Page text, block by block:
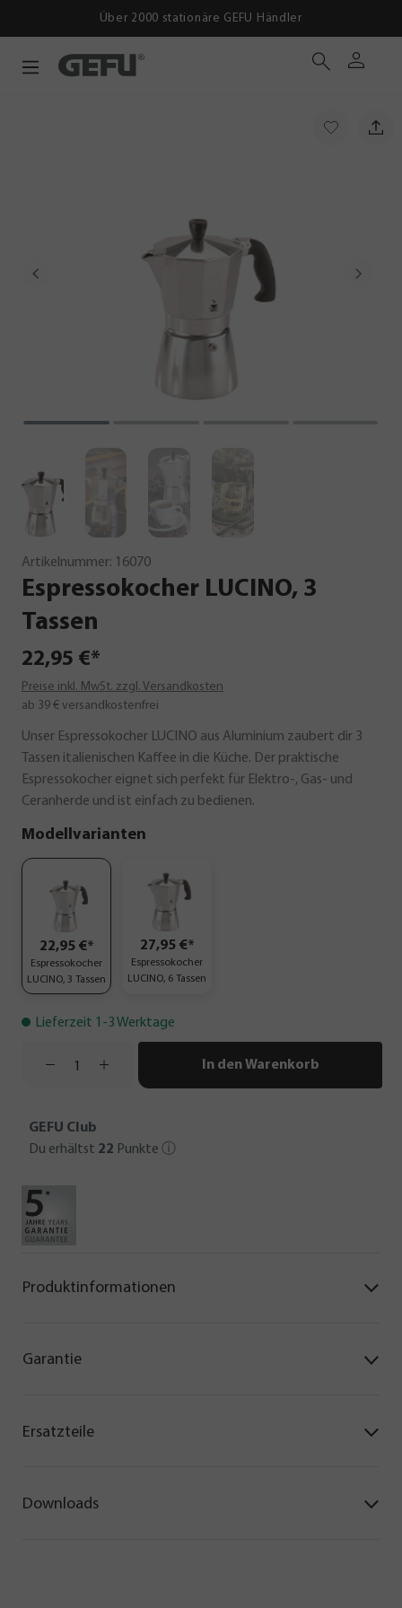
2000 stationäre GEFU Händler
Artikelnummer: 16070
Espressokocher LUCINO, 3
Tassen
22,95 €*
Preise inkl. MwSt. zzgl. Versandkosten
ab 39 € versandkostenfrei
Unser Espressokocher LUCINO aus Aluminium zaubert dir 3
Tassen italienischen Kaffee in die Küche. Der praktische
Espressokocher eignet sich perfekt für Elektro-, Gas- und
Ceranherde und ist einfach zu bedienen.
Modellvarianten
22,95 €*
Espressokocher
LUCINO, 3 Tassen
27,95 €*
Espressokocher
LUCINO, 6 Tassen
Lieferzeit 1-3 Werktage
In den Warenkorb
GEFU Club
Du erhältst 22 Punkte ⓘ
Produktinformationen
Garantie
Ersatzteile
Downloads